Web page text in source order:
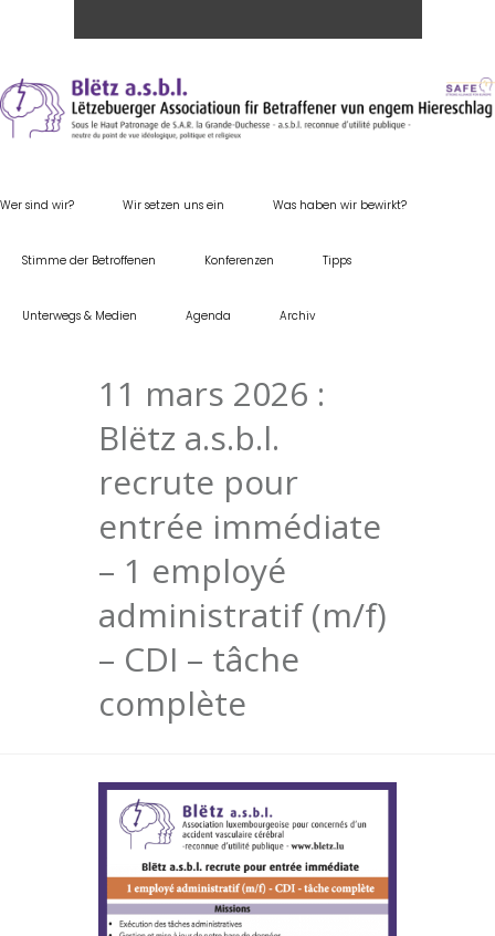
Wer sind wir? Wir setzen uns ein Was haben wir bewirkt?
Stimme der Betroffenen Konferenzen Tipps
Unterwegs & Medien Agenda Archiv
11 mars 2026 :
Blëtz a.s.b.l.
recrute pour
entrée immédiate
– 1 employé
administratif (m/f)
– CDI – tâche
complète